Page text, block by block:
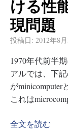
ける性
現問題
投稿日: 2012年8
1970年代前半
アルでは、下
がminicomputer
これは
全文を読む